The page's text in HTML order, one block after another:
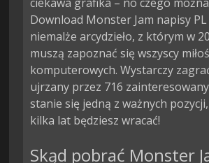
Download Monster Jam napisy PL
niemalże arcydzieło, z którym w
muszą zapoznać się wszyscy
komputerowych. Wystarczy
ujrzany przez 716
stanie się jedną z ważnych
kilka lat będziesz wracać!
Skąd pobrać Monster